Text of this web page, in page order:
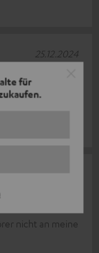
für
25.12.2024
nicht an meine